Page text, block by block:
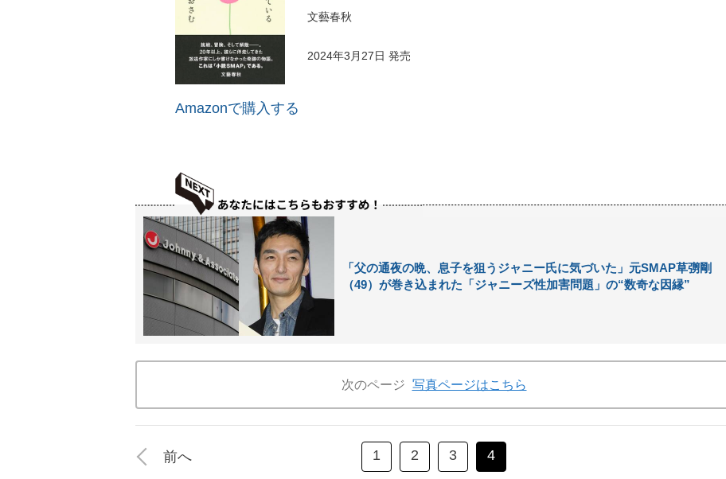
文藝春秋
2024年3月27日 発売
Amazonで購入する
「父の通夜の晩、息子を狙うジャニー氏に気づいた」元SMAP草彅剛
（49）が巻き込まれた「ジャニーズ性加害問題」の“数奇な因縁”
次のページ 写真ページはこちら
前へ 1 2 3 4